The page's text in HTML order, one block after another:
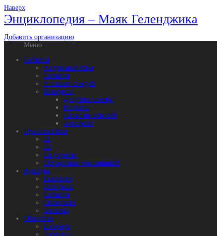
Наверх
Энциклопедия – Маяк Геленджика
Добавить организацию
Меню
События
Актуальная тема
События
У наших соседей
Конкурсы
Девушка месяца
Рецепты
Слово не воробей
Фотофакт
Происшествия
01
02
На дорогах
Осторожно: мошенники!
Культура
Выставки
Интервью
События
Спектакли
Фильмы
Общество
В городе
Здоровье